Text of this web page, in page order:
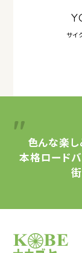
サイ
色んな楽
本格ロードバ
サイクルショップ